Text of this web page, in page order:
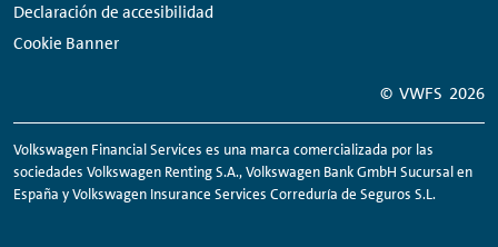
Declaración de accesibilidad
Cookie Banner
© VWFS 2026
Volkswagen Financial Services es una marca comercializada por las
sociedades Volkswagen RentingS.A., Volkswagen Bank GmbH Sucursal en
España y Volkswagen Insurance Services Correduría de Seguros S.L.